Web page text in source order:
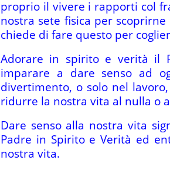
proprio il vivere i rapporti col
nostra sete fisica per
chiede di fare questo per
Adorare in spirito e verità il
imparare a dare senso ad
divertimento, o solo nel
ridurre la nostra vita al nulla o
Dare senso alla nostra vita
Padre in Spirito e Verità ed
nostra vita.